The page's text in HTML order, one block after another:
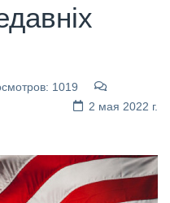
1019
2 мая 2022 г.